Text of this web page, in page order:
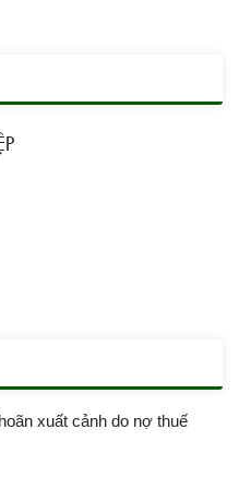
xuất cảnh do nợ thuế